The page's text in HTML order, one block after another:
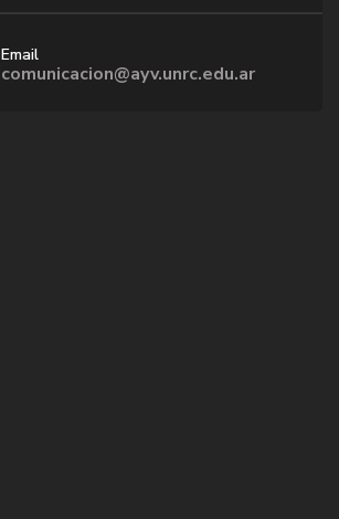
Email
comunicacion@ayv.unrc.edu.ar